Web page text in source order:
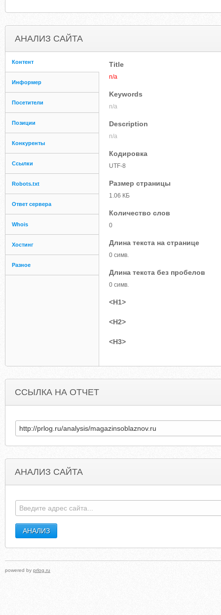
АНАЛИЗ САЙТА
Контент
Информер
Посетители
Позиции
Конкуренты
Ссылки
Robots.txt
Ответ сервера
Whois
Хостинг
Разное
Title
n/a
Keywords
n/a
Description
n/a
Кодировка
UTF-8
Размер страницы
1.06 КБ
Количество слов
0
Длина текста на странице
0 симв.
Длина текста без пробелов
0 симв.
<H1>
<H2>
<H3>
ССЫЛКА НА ОТЧЕТ
АНАЛИЗ САЙТА
powered by prlog.ru